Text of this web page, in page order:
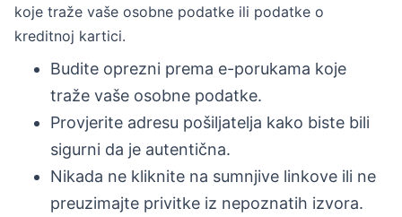
koje traže vaše osobne podatke ili podatke o
kreditnoj kartici.
Budite oprezni prema e-porukama koje
traže vaše osobne podatke.
Provjerite adresu pošiljatelja kako biste bili
sigurni da je autentična.
Nikada ne kliknite na sumnjive linkove ili ne
preuzimajte privitke iz nepoznatih izvora.